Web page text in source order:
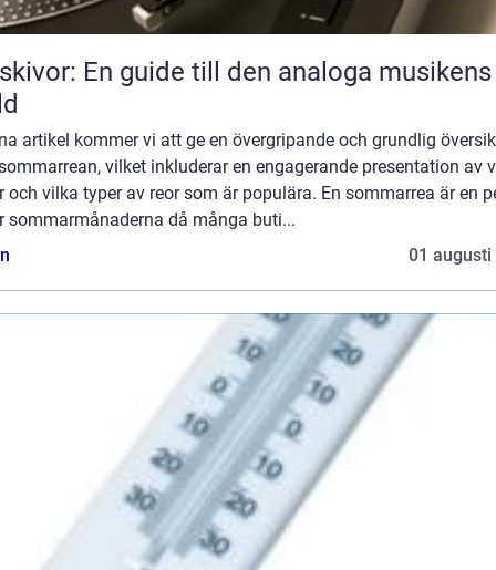
En guide till den analoga musikens
artikel kommer vi att ge en övergripande och grundlig
vilket inkluderar en engagerande presentation av
och vilka typer av reor som är populära. En sommarrea är en
sommarmånaderna då många buti...
01 augusti